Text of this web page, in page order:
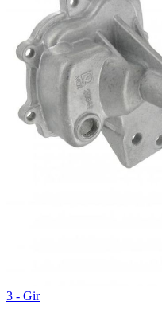
3 - Gir